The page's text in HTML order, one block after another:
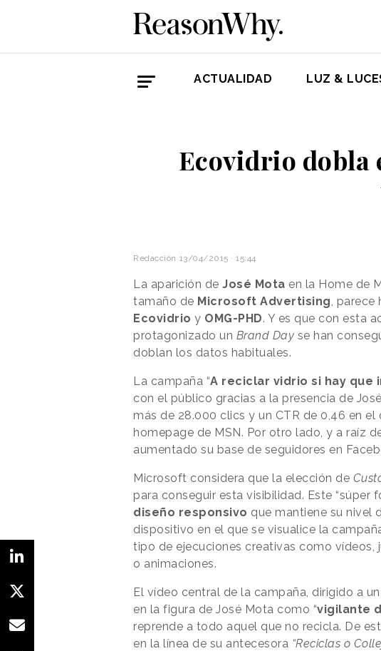
ACTUALIDAD LUZ &
Ecovidrio dobla
Redacción 13/04/2015 · 15:44
La aparición de José Mota en la Home de
tamaño de Microsoft Advertising ,
Ecovidrio y OMG-PHD. Y es que con esta
protagonizado un Brand Day se han
doblan los datos habituales.
La campaña “A reciclar vidrio si hay que
con el público gracias a la presencia de
más de 28.000 clics y un CTR de 0,46 en
homepage de MSN. Por otro lado, y a raíz
aumentado su base de seguidores en
Microsoft considera que la elección de
para conseguir esta visibilidad. Este “súper
diseño responsivo que mantiene su nivel
dispositivo en el que se visualice la
tipo de ejecuciones creativas como
o animaciones.
El vídeo central de la campaña, dirigido a
en la figura de José Mota como “vigilante
reprende a todo aquel que no recicla. De
en la línea de su antecesora “Reciclas o